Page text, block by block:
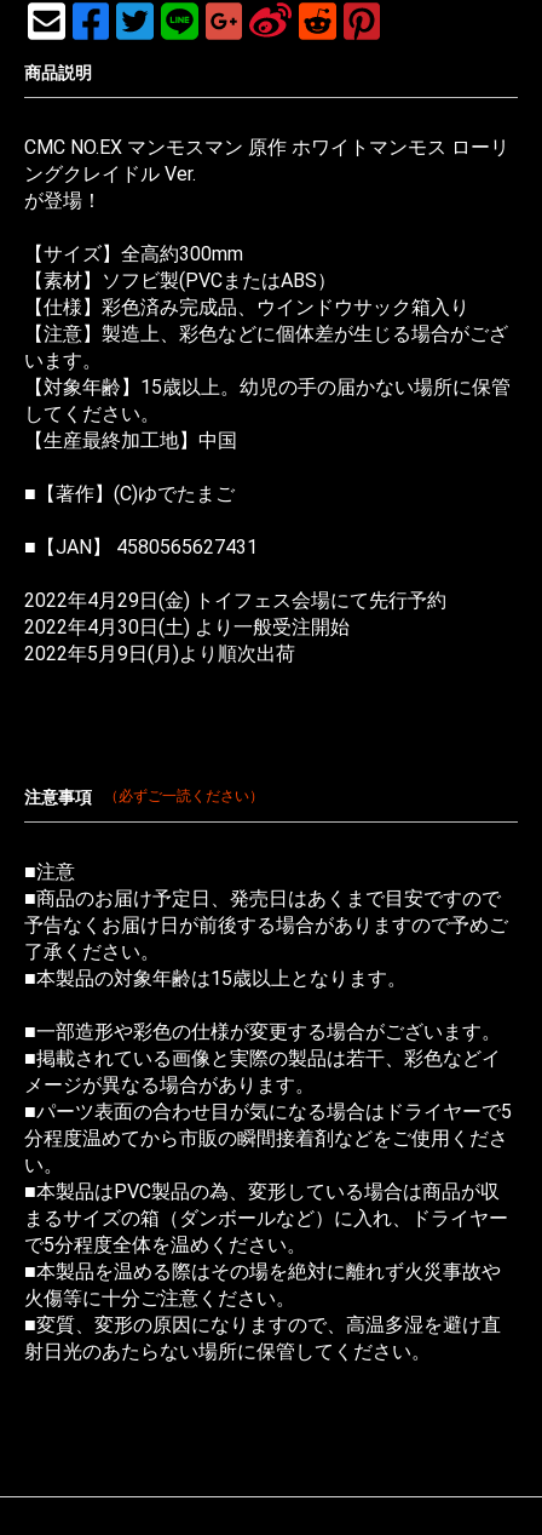
商品説明
CMC NO.EX マンモスマン 原作 ホワイトマンモス ローリ
ングクレイドル Ver.
が登場！
【サイズ】全高約300mm
【素材】ソフビ製(PVCまたはABS）
【仕様】彩色済み完成品、ウインドウサック箱入り
【注意】製造上、彩色などに個体差が生じる場合がござ
います。
【対象年齢】15歳以上。幼児の手の届かない場所に保管
してください。
【生産最終加工地】中国
■【著作】(C)ゆでたまご
■【JAN】 4580565627431
2022年4月29日(金) トイフェス会場にて先行予約
2022年4月30日(土) より一般受注開始
2022年5月9日(月)より順次出荷
注意事項 （必ずご一読ください）
■注意
■商品のお届け予定日、発売日はあくまで目安ですので
予告なくお届け日が前後する場合がありますので予めご
了承ください。
■本製品の対象年齢は15歳以上となります。
■一部造形や彩色の仕様が変更する場合がございます。
■掲載されている画像と実際の製品は若干、彩色などイ
メージが異なる場合があります。
■パーツ表面の合わせ目が気になる場合はドライヤーで5
分程度温めてから市販の瞬間接着剤などをご使用くださ
い。
■本製品はPVC製品の為、変形している場合は商品が収
まるサイズの箱（ダンボールなど）に入れ、ドライヤー
で5分程度全体を温めください。
■本製品を温める際はその場を絶対に離れず火災事故や
火傷等に十分ご注意ください。
■変質、変形の原因になりますので、高温多湿を避け直
射日光のあたらない場所に保管してください。